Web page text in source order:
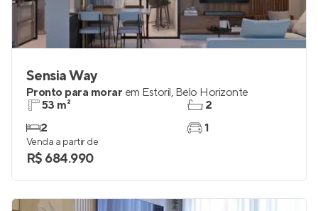
Sensia Way
Pronto para morar em Estoril, Belo Horizonte
53 m²
2
2
1
Venda a partir de
R$ 684.990